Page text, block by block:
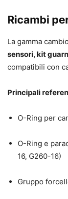
Ricambi
La gamma
sensori, kit
compatibili con
Principali
O-Ring per
O-Ring e
16, G260-16)
Gruppo